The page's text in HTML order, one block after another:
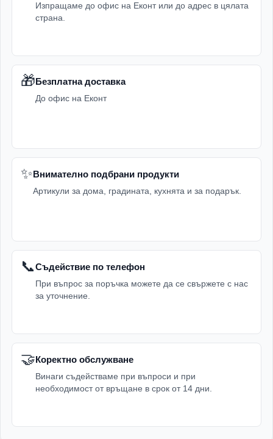
Изпращаме до офис на Еконт или до адрес в цялата
страна.
🎁Безплатна доставка
До офис на Еконт
✨Внимателно подбрани продукти
Артикули за дома, градината, кухнята и за подарък.
📞Съдействие по телефон
При въпрос за поръчка можете да се свържете с нас
за уточнение.
🤝Коректно обслужване
Винаги съдействаме при въпроси и при
необходимост от връщане в срок от 14 дни.